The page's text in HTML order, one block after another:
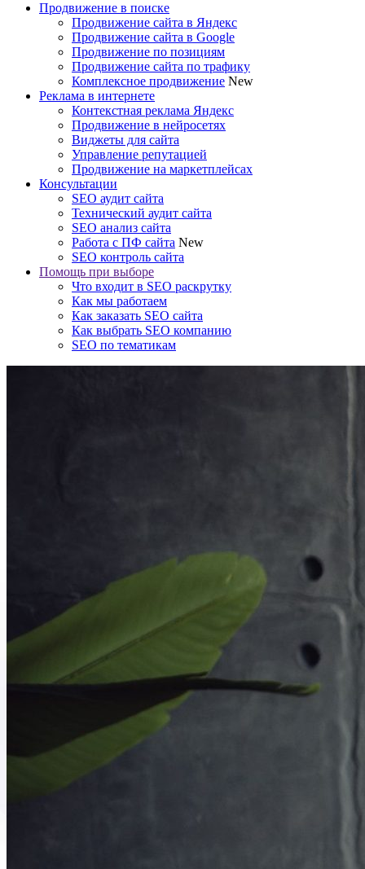
Продвижение в поиске
Продвижение сайта в Яндекс
Продвижение сайта в Google
Продвижение по позициям
Продвижение сайта по трафику
Комплексное продвижение New
Реклама в интернете
Контекстная реклама Яндекс
Продвижение в нейросетях
Виджеты для сайта
Управление репутацией
Продвижение на маркетплейсах
Консультации
SEO аудит сайта
Технический аудит сайта
SEO анализ сайта
Работа с ПФ сайта New
SEO контроль сайта
Помощь при выборе
Что входит в SEO раскрутку
Как мы работаем
Как заказать SEO сайта
Как выбрать SEO компанию
SEO по тематикам